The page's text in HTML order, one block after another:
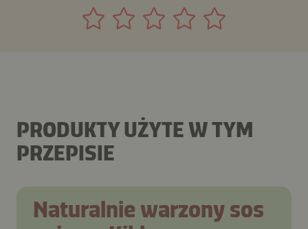
PRODUKTY UŻYTE W TYM
PRZEPISIE
Naturalnie warzony sos